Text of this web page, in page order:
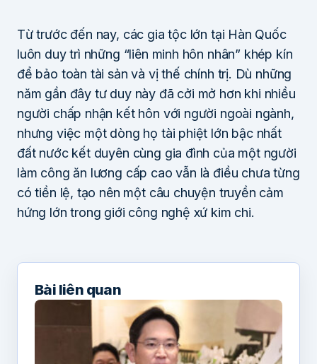
Từ trước đến nay, các gia tộc lớn tại Hàn Quốc
luôn duy trì những “liên minh hôn nhân” khép kín
để bảo toàn tài sản và vị thế chính trị. Dù những
năm gần đây tư duy này đã cởi mở hơn khi nhiều
người chấp nhận kết hôn với người ngoài ngành,
nhưng việc một dòng họ tài phiệt lớn bậc nhất
đất nước kết duyên cùng gia đình của một người
làm công ăn lương cấp cao vẫn là điều chưa từng
có tiền lệ, tạo nên một câu chuyện truyền cảm
hứng lớn trong giới công nghệ xứ kim chi.
Bài liên quan